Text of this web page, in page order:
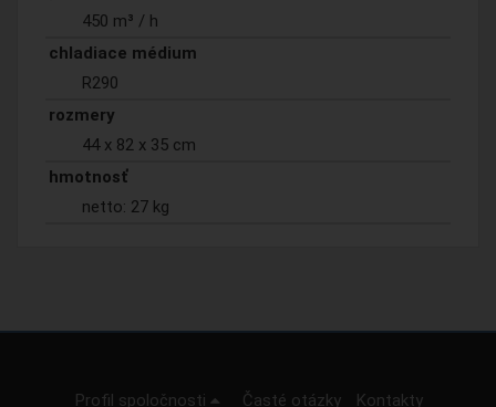
450 m³ / h
chladiace médium
R290
rozmery
44 x 82 x 35 cm
hmotnosť
netto: 27 kg
Profil spoločnosti Časté otázky Kontakty